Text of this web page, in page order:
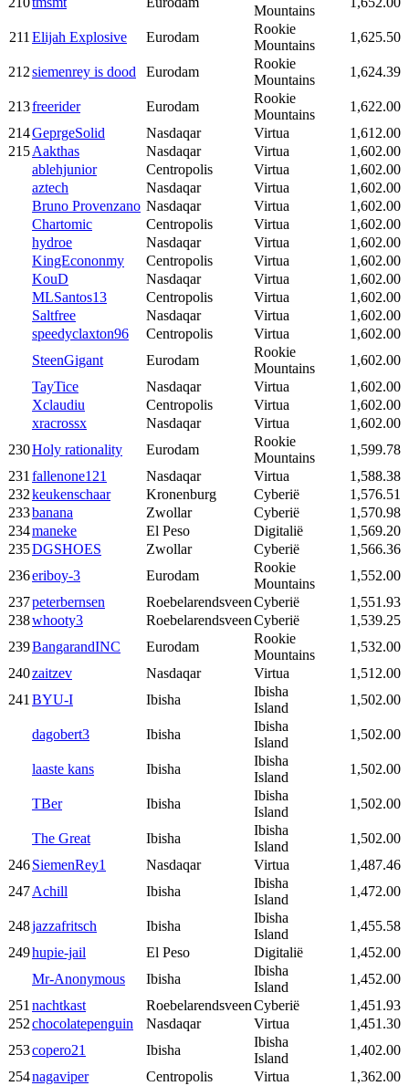
Mountains
211Elijah Explosive Eurodam
Rookie
Mountains
1,625.50
212siemenrey is dood Eurodam
Rookie
Mountains
1,624.39
213freerider Eurodam
Rookie
Mountains
1,622.00
214GeprgeSolid Nasdaqar Virtua
1,612.00
215Aakthas Nasdaqar Virtua
1,602.00
ablehjunior
Centropolis Virtua
1,602.00
aztech
Nasdaqar Virtua
1,602.00
Bruno Provenzano Nasdaqar Virtua
1,602.00
Chartomic
Centropolis Virtua
1,602.00
hydroe
Nasdaqar Virtua
1,602.00
KingEcononmy
Centropolis Virtua
1,602.00
KouD
Nasdaqar Virtua
1,602.00
MLSantos13
Centropolis Virtua
1,602.00
Saltfree
Nasdaqar Virtua
1,602.00
speedyclaxton96
Centropolis Virtua
1,602.00
SteenGigant
Eurodam
Rookie
Mountains
1,602.00
TayTice
Nasdaqar Virtua
1,602.00
Xclaudiu
Centropolis Virtua
1,602.00
xracrossx
Nasdaqar Virtua
1,602.00
230Holy rationality Eurodam
Rookie
Mountains
1,599.78
231fallenone121 Nasdaqar Virtua
1,588.38
232keukenschaar Kronenburg Cyberië
1,576.51
233banana Zwollar Cyberië
1,570.98
234maneke El Peso Digitalië
1,569.20
235DGSHOES Zwollar Cyberië
1,566.36
236eriboy-3 Eurodam
Rookie
Mountains
1,552.00
237peterbernsen RoebelarendsveenCyberië
1,551.93
238whooty3 RoebelarendsveenCyberië
1,539.25
239BangarandINC Eurodam
Rookie
Mountains
1,532.00
240zaitzev Nasdaqar Virtua
1,512.00
241BYU-I Ibisha
Ibisha
Island
1,502.00
dagobert3 Ibisha
Ibisha
Island
1,502.00
laaste kans Ibisha
Ibisha
Island
1,502.00
TBer Ibisha
Ibisha
Island
1,502.00
The Great Ibisha
Ibisha
Island
1,502.00
246SiemenRey1 Nasdaqar Virtua
1,487.46
247Achill Ibisha
Ibisha
Island
1,472.00
248jazzafritsch Ibisha
Ibisha
Island
1,455.58
249hupie-jail El Peso Digitalië
1,452.00
Mr-Anonymous
Ibisha
Ibisha
Island
1,452.00
251nachtkast RoebelarendsveenCyberië
1,451.93
252chocolatepenguin Nasdaqar Virtua
1,451.30
253copero21 Ibisha
Ibisha
Island
1,402.00
254nagaviper Centropolis Virtua
1,362.00